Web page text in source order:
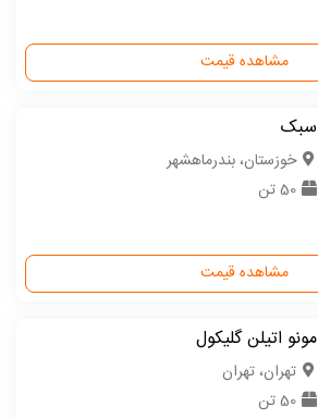
مشاهده قیمت
سبک
خوزستان، بندرماهشهر
50 تن
مشاهده قیمت
مونو اتیلن گلیکول
تهران، تهران
50 تن